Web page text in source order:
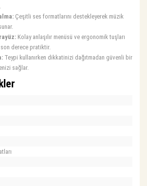
Çeşitli ses formatlarını destekleyerek müzik
Kolay anlaşılır menüsü ve ergonomik tuşları
son derece pratiktir.
Teypi kullanırken dikkatinizi dağıtmadan güvenli bir
sağlar.